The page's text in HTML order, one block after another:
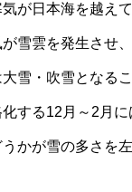
が日本海を越え
雪雲を発生させ
雪・吹雪となる
する12月～2月
かが雪の多さを左